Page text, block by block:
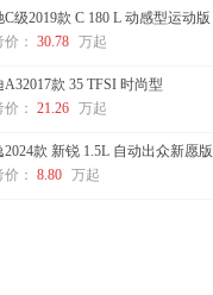
C级2019款 C 180 L 动感型运动版
： 30.78 万起
A32017款 35 TFSI 时尚型
： 21.26 万起
2024款 新锐 1.5L 自动出众新愿版
： 8.80 万起